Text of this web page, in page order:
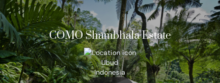
COMO Shambhala Estate
Ubud
Indonesia